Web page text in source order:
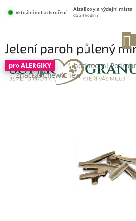
Aktuální doba doručení
AlzaBoxy a výdejní místa
do 24 hodin ?
Jelení paroh půlený
pro ALERGIKY
Průměrné
hodnocení
produktu
1 hodnocení
Značka:Chew Chew